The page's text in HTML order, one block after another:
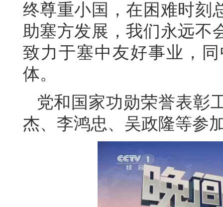
终尊重小国，在困难时刻
助塞方发展，我们永远不
致力于塞中友好事业，
体。
党和国家功勋荣誉表彰
杰、李鸿忠、吴政隆等参